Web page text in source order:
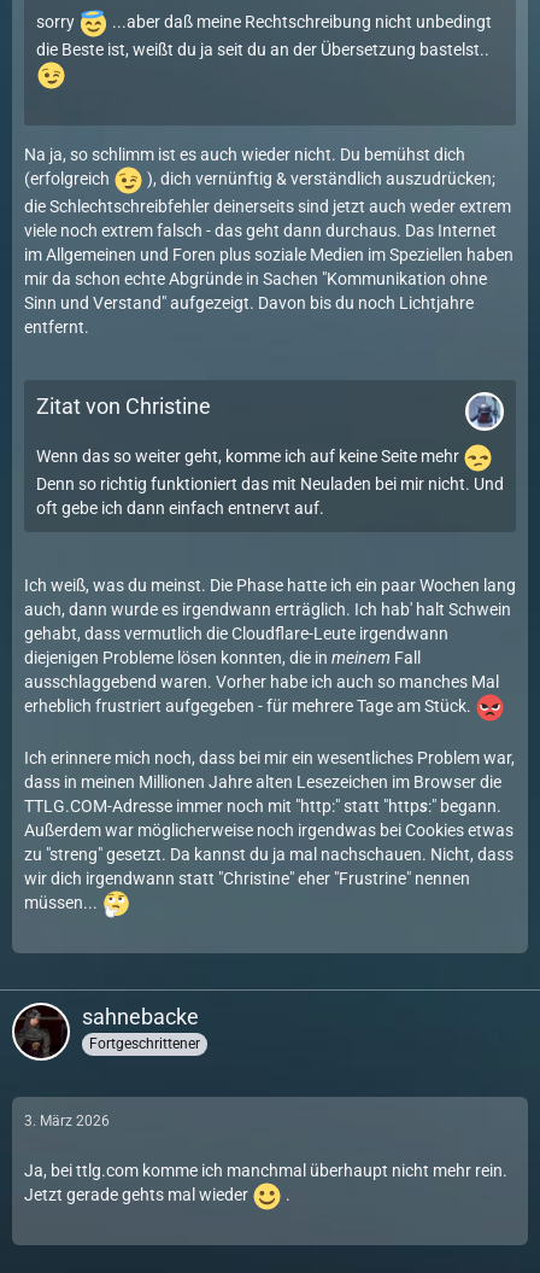
sorry
...aber daß meine Rechtschreibung nicht unbedingt
die Beste ist, weißt du ja seit du an der Übersetzung bastelst..
Na ja, so schlimm ist es auch wieder nicht. Du bemühst dich
(erfolgreich
), dich vernünftig & verständlich auszudrücken;
die Schlechtschreibfehler deinerseits sind jetzt auch weder extrem
viele noch extrem falsch - das geht dann durchaus. Das Internet
im Allgemeinen und Foren plus soziale Medien im Speziellen haben
mir da schon echte Abgründe in Sachen "Kommunikation ohne
Sinn und Verstand" aufgezeigt. Davon bis du noch Lichtjahre
entfernt.
Zitat von Christine
Wenn das so weiter geht, komme ich auf keine Seite mehr
Denn so richtig funktioniert das mit Neuladen bei mir nicht. Und
oft gebe ich dann einfach entnervt auf.
Ich weiß, was du meinst. Die Phase hatte ich ein paar Wochen lang
auch, dann wurde es irgendwann erträglich. Ich hab' halt Schwein
gehabt, dass vermutlich die Cloudflare-Leute irgendwann
diejenigen Probleme lösen konnten, die in meinem Fall
ausschlaggebend waren. Vorher habe ich auch so manches Mal
erheblich frustriert aufgegeben - für mehrere Tage am Stück.
Ich erinnere mich noch, dass bei mir ein wesentliches Problem war,
dass in meinen Millionen Jahre alten Lesezeichen im Browser die
TTLG.COM-Adresse immer noch mit "http:" statt "https:" begann.
Außerdem war möglicherweise noch irgendwas bei Cookies etwas
zu "streng" gesetzt. Da kannst du ja mal nachschauen. Nicht, dass
wir dich irgendwann statt "Christine" eher "Frustrine" nennen
müssen...
sahnebacke
Fortgeschrittener
3. März 2026
Ja, bei ttlg.com komme ich manchmal überhaupt nicht mehr rein.
Jetzt gerade gehts mal wieder
.